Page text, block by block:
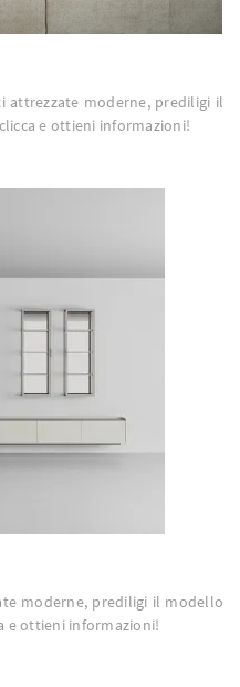
attrezzate moderne, prediligi il
e ottieni informazioni!
moderne, prediligi il modello
e ottieni informazioni!